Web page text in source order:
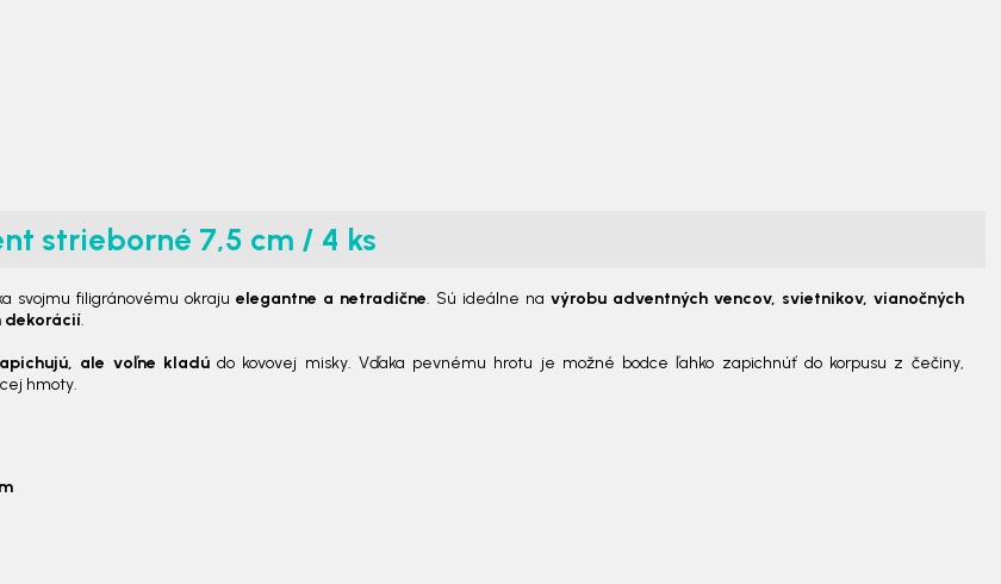
strieborné 7,5 cm / 4 ks
svojmu filigránovému okrajuelegantne a netradične. Sú ideálne na výrobu adventných vencov, svietnikov, vianočných
dekorácií.
ale voľne kladú do kovovej misky. Vďaka pevnému hrotu je možné bodce ľahko zapichnúť do korpusu z čečiny,
hmoty.